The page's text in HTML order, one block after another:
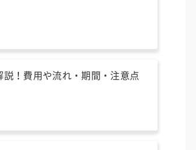
！費用や流れ・期間・注意点